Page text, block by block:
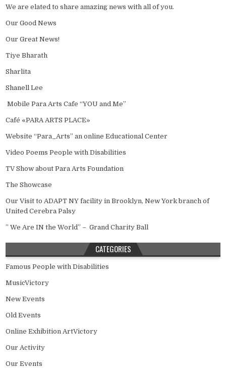
We are elated to share amazing news with all of you.
Our Good News
Our Great News!
Tiye Bharath
Sharlita
Shanell Lee
Mobile Para Arts Cafe “YOU and Me”
Café «PARA ARTS PLACE»
Website “Para_Arts” an online Educational Center
Video Poems People with Disabilities
TV Show about Para Arts Foundation
The Showcase
Our Visit to ADAPT NY facility in Brooklyn, New York branch of
United Cerebra Palsy
” We Are IN the World” – Grand Charity Ball
CATEGORIES
Famous People with Disabilities
MusicVictory
New Events
Old Events
Online Exhibition ArtVictory
Our Activity
Our Events